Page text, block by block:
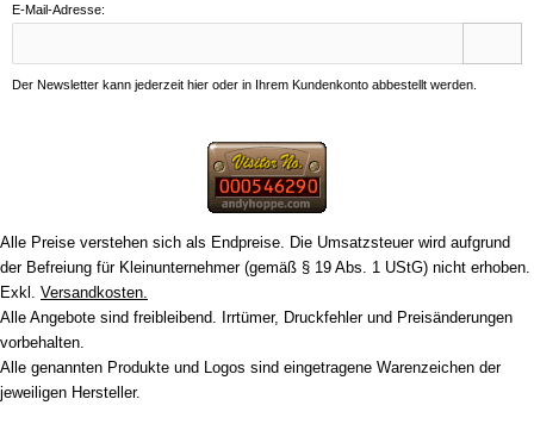
E-Mail-Adresse:
Der Newsletter kann jederzeit hier oder in Ihrem Kundenkonto abbestellt werden.
Alle Preise verstehen sich als Endpreise. Die Umsatzsteuer wird aufgrund
der Befreiung für Kleinunternehmer (gemäß § 19 Abs. 1 UStG) nicht erhoben.
Exkl. Versandkosten.
Alle Angebote sind freibleibend. Irrtümer, Druckfehler und Preisänderungen
vorbehalten.
Alle genannten Produkte und Logos sind eingetragene Warenzeichen der
jeweiligen Hersteller.